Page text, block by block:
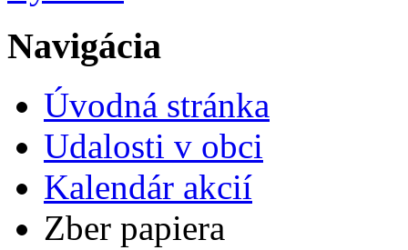
Navigácia
Úvodná stránka
Udalosti v obci
Kalendár akcií
Zber papiera